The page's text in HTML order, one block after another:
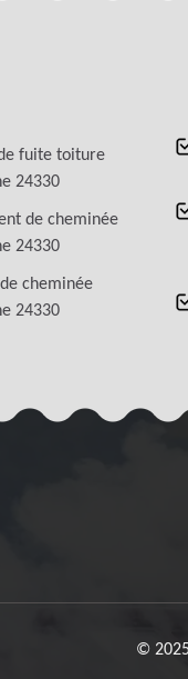
fuite toiture
24330
de cheminée
24330
cheminée
24330
©